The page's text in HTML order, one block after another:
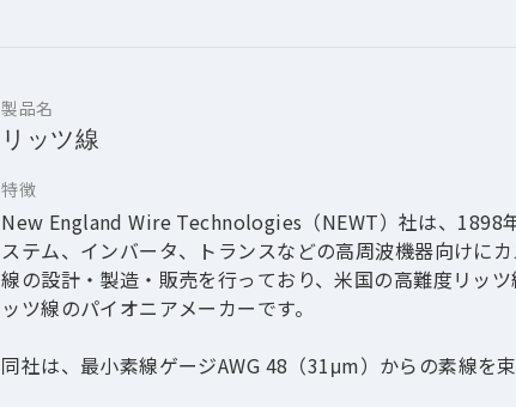
ルも製造可能です。
製品名
リッツ線
特徴
New England Wire Technologies（NEWT）社は、1898
ステム、インバータ、トランスなどの高周波機器向けに
線の設計・製造・販売を行っており、米国の高難度リッ
ッツ線のパイオニアメーカーです。
同社は、最小素線ゲージAWG 48（31μm）からの素線を